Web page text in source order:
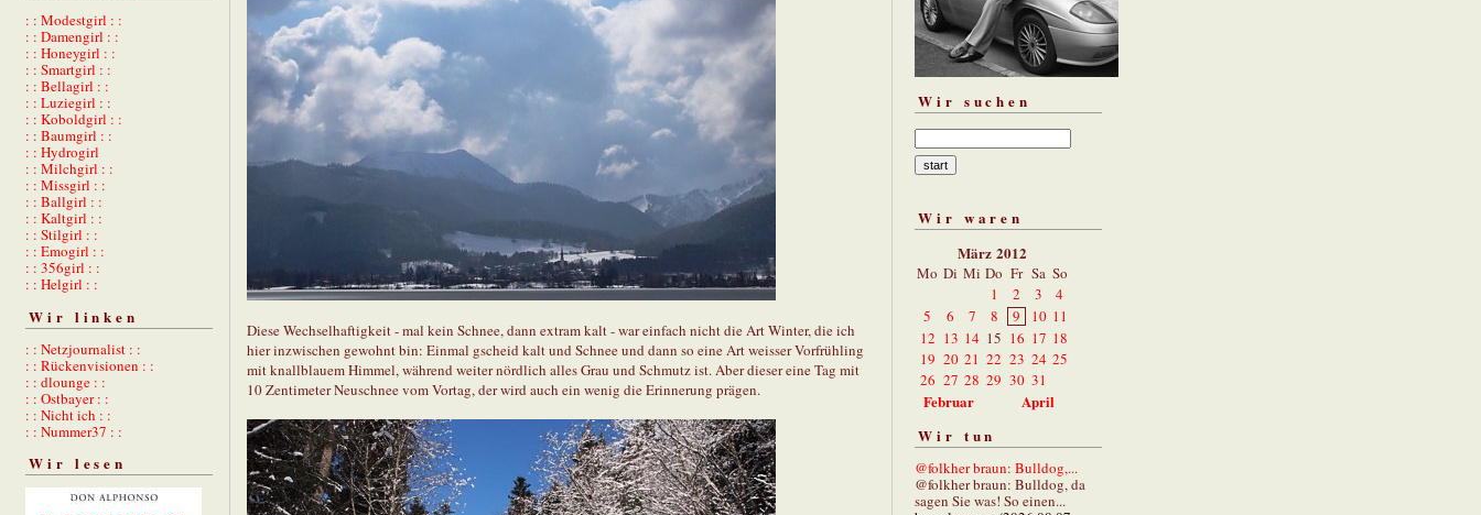
: : Modestgirl : :
: : Damengirl : :
: : Honeygirl : :
: : Smartgirl : :
: : Bellagirl : :
: : Luziegirl : :
: : Koboldgirl : :
: : Baumgirl : :
: : Hydrogirl
: : Milchgirl : :
: : Missgirl : :
: : Ballgirl : :
: : Kaltgirl : :
: : Stilgirl : :
: : Emogirl : :
: : 356girl : :
: : Helgirl : :
Wir linken
: : Netzjournalist : :
: : Rückenvisionen : :
: : dlounge : :
: : Ostbayer : :
: : Nicht ich : :
: : Nummer37 : :
Wir lesen
Diese Wechselhaftigkeit - mal kein Schnee, dann extram kalt - war einfach nicht die Art Winter, die ich
hier inzwischen gewohnt bin: Einmal gscheid kalt und Schnee und dann so eine Art weisser Vorfrühling
mit knallblauem Himmel, während weiter nördlich alles Grau und Schmutz ist. Aber dieser eine Tag mit
10 Zentimeter Neuschnee vom Vortag, der wird auch ein wenig die Erinnerung prägen.
Wir suchen
Wir waren
März 2012
Mo Di Mi Do Fr Sa So
1
2 3
4
5
6 7 8 9 10 11
12 13 14 15 16 17 18
19 20 21 22 23 24 25
26 27 28 29 30 31
Februar
April
Wir tun
@folkher braun: Bulldog,...
@folkher braun: Bulldog, da
sagen Sie was! So einen...